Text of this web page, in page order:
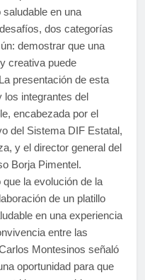
en una
dos categorías
demostrar que una
creativa puede
presentación de esta
los integrantes del
encabezada por el
del Sistema DIF Estatal,
y el director general del
Borja Pimentel.
la evolución de la
de un platillo
en una experiencia
entre las
Montesinos señaló
oportunidad para que